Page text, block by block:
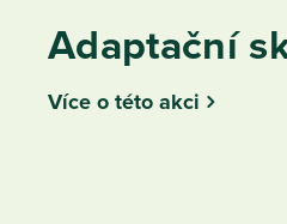
Adaptační
Více o této akci